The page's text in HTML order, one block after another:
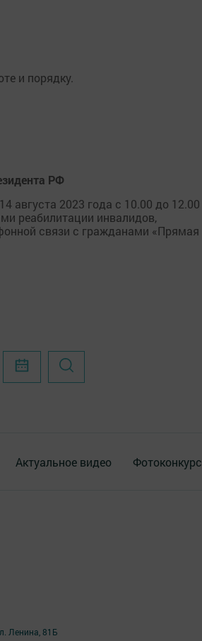
и порядку.
РФ
августа 2023 года с 10.00 до 12.00
реабилитации инвалидов,
связи с гражданами «Прямая
Актуальное видео Фотоконкурс
Ленина, 81Б